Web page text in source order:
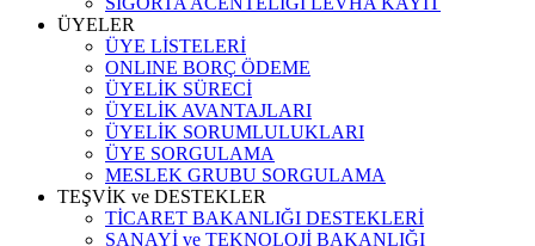
ÜYELER
ÜYE LİSTELERİ
ONLINE BORÇ ÖDEME
ÜYELİK SÜRECİ
ÜYELİK AVANTAJLARI
ÜYELİK SORUMLULUKLARI
ÜYE SORGULAMA
MESLEK GRUBU SORGULAMA
TEŞVİK ve DESTEKLER
TİCARET BAKANLIĞI DESTEKLERİ
SANAYİ ve TEKNOLOJİ BAKANLIĞI